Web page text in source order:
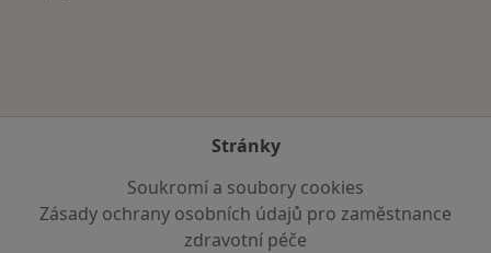
Stránky
Soukromí a soubory cookies
Zásady ochrany osobních údajů pro zaměstnance
zdravotní péče